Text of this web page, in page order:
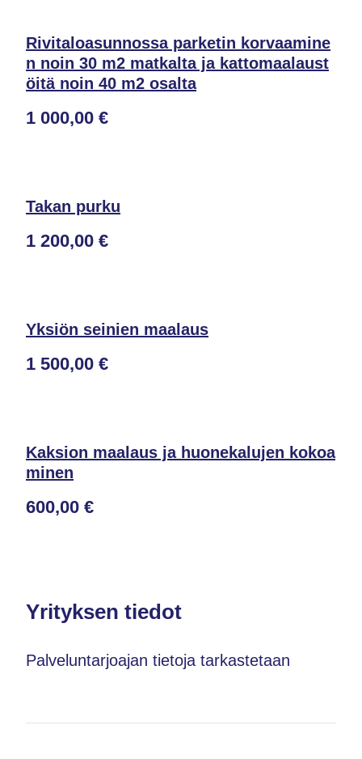
Rivitaloasunnossa parketin korvaamine
n noin 30 m2 matkalta ja kattomaalaust
öitä noin 40 m2 osalta
1 000,00 €
Takan purku
1 200,00 €
Yksiön seinien maalaus
1 500,00 €
Kaksion maalaus ja huonekalujen kokoa
minen
600,00 €
Yrityksen tiedot
Palveluntarjoajan tietoja tarkastetaan